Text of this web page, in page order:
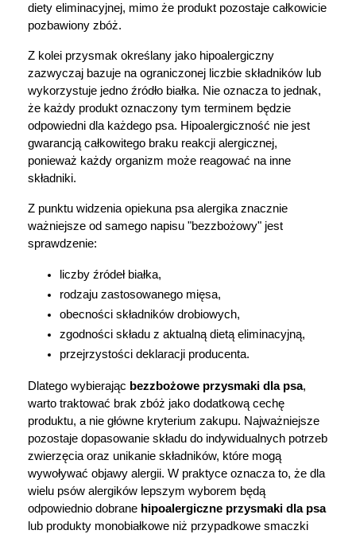
diety eliminacyjnej, mimo że produkt pozostaje całkowicie
pozbawiony zbóż.
Z kolei przysmak określany jako hipoalergiczny
zazwyczaj bazuje na ograniczonej liczbie składników lub
wykorzystuje jedno źródło białka. Nie oznacza to jednak,
że każdy produkt oznaczony tym terminem będzie
odpowiedni dla każdego psa. Hipoalergiczność nie jest
gwarancją całkowitego braku reakcji alergicznej,
ponieważ każdy organizm może reagować na inne
składniki.
Z punktu widzenia opiekuna psa alergika znacznie
ważniejsze od samego napisu "bezzbożowy" jest
sprawdzenie:
liczby źródeł białka,
rodzaju zastosowanego mięsa,
obecności składników drobiowych,
zgodności składu z aktualną dietą eliminacyjną,
przejrzystości deklaracji producenta.
Dlatego wybierając bezzbożowe przysmaki dla psa,
warto traktować brak zbóż jako dodatkową cechę
produktu, a nie główne kryterium zakupu. Najważniejsze
pozostaje dopasowanie składu do indywidualnych potrzeb
zwierzęcia oraz unikanie składników, które mogą
wywoływać objawy alergii. W praktyce oznacza to, że dla
wielu psów alergików lepszym wyborem będą
odpowiednio dobrane hipoalergiczne przysmaki dla psa
lub produkty monobiałkowe niż przypadkowe smaczki